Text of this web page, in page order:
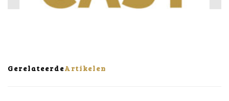
GerelateerdeArtikelen